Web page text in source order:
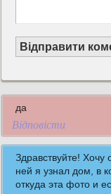
Відправити
да
Відповісти
Здравствуйте!
ней я узнал дом, в
откуда эта фото и